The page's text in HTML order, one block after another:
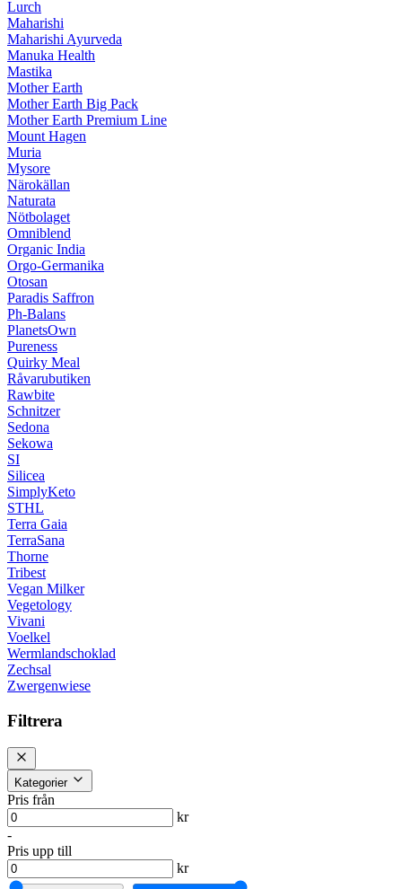
Lurch
Maharishi
Maharishi Ayurveda
Manuka Health
Mastika
Mother Earth
Mother Earth Big Pack
Mother Earth Premium Line
Mount Hagen
Muria
Mysore
Närokällan
Naturata
Nötbolaget
Omniblend
Organic India
Orgo-Germanika
Otosan
Paradis Saffron
Ph-Balans
PlanetsOwn
Pureness
Quirky Meal
Råvarubutiken
Rawbite
Schnitzer
Sedona
Sekowa
SI
Silicea
SimplyKeto
STHL
Terra Gaia
TerraSana
Thorne
Tribest
Vegan Milker
Vegetology
Vivani
Voelkel
Wermlandschoklad
Zechsal
Zwergenwiese
Filtrera
Kategorier
Pris från
kr
-
Pris upp till
kr